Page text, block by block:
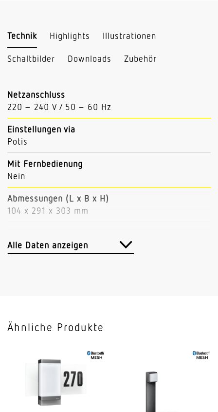
Technik Highlights Illustrationen
Schaltbilder Downloads Zubehör
Netzanschluss
220 – 240 V / 50 – 60 Hz
Einstellungen via
Potis
Mit Fernbedienung
Nein
Abmessungen (L x B x H)
104 x 291 x 303 mm
Passiv Infrarot
Anwendung, Ort
Anwendung, Raum
Alle Daten anzeigen
Ähnliche Produkte